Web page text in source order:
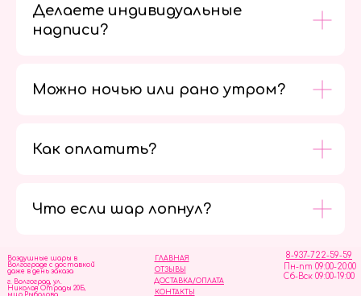
Делаете индивидуальные
надписи?
Можно ночью или рано утром?
Как оплатить?
Что если шар лопнул?
ОТЗЫВЫ
ГЛАВНАЯ
ДОСТАВКА/ОПЛАТА
КОНТАКТЫ
8-937-722-59-59
Пн-пт 09:00-20:00
Сб-Вск 09:00-19:00
Воздушные шары в
Волгограде с доставкой
даже в день заказа
г. Волгоград, ул.
Николая Отрады 20Б,